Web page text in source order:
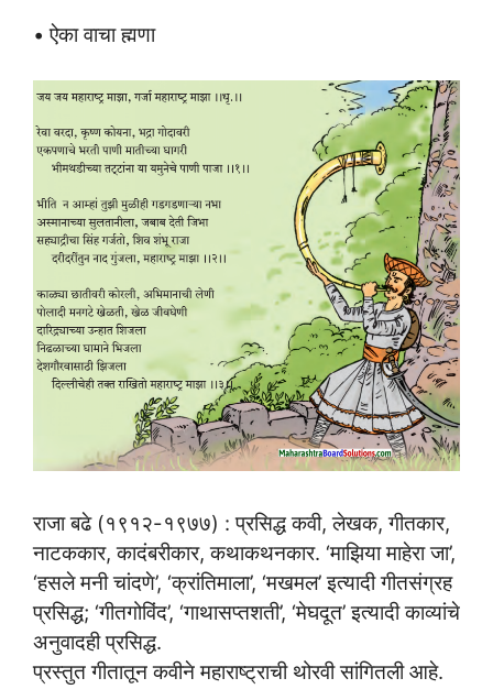
• ऐका वाचा ह्मणा
राजा बढे (१९१२-१९७७) : प्रसिद्ध कवी, लेखक, गीतकार,
नाटककार, कादंबरीकार, कथाकथनकार. ‘माझिया माहेरा जा’,
‘हसले मनी चांदणे’, ‘क्रांतिमाला’, ‘मखमल’ इत्यादी गीतसंग्रह
प्रसिद्ध; ‘गीतगोविंद’, ‘गाथासप्तशती’, ‘मेघदूत’ इत्यादी काव्यांचे
अनुवादही प्रसिद्ध.
प्रस्तुत गीतातून कवीने महाराष्ट्राची थोरवी सांगितली आहे.